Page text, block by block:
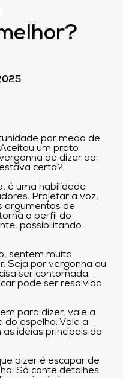
por medo de
um prato
de dizer ao
certo?
é uma habilidade
Projetar a voz,
argumentos de
o perfil do
possibilitando
sentem muita
Seja por vergonha ou
ser contornada.
pode ser resolvida
para dizer, vale a
do espelho. Vale a
ideias principais do
dizer é escapar de
Só conte detalhes